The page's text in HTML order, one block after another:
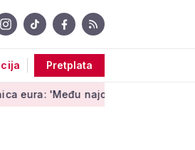
Pretplata
najopipljivijim su izrazima Europe'